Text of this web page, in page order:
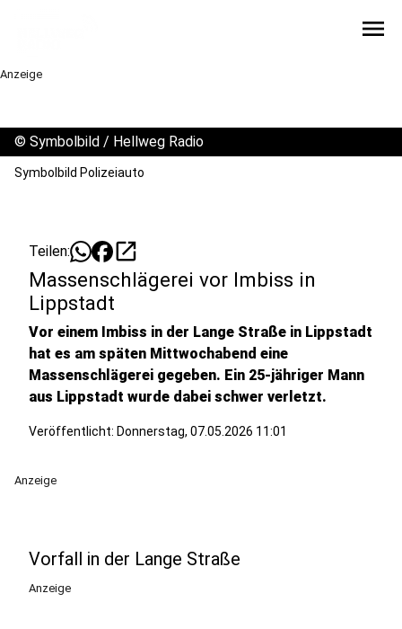
menu
Anzeige
© Symbolbild / Hellweg Radio
Symbolbild Polizeiauto
Teilen: open_in_new
Massenschlägerei vor Imbiss in
Lippstadt
Vor einem Imbiss in der Lange Straße in Lippstadt
hat es am späten Mittwochabend eine
Massenschlägerei gegeben. Ein 25-jähriger Mann
aus Lippstadt wurde dabei schwer verletzt.
Veröffentlicht: Donnerstag, 07.05.2026 11:01
Anzeige
Vorfall in der Lange Straße
Anzeige